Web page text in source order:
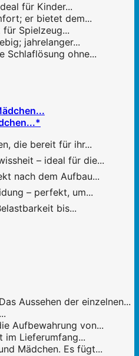
für Kinder...
er bietet dem...
Spielzeug...
jahrelanger...
Schlaflösung ohne...
die bereit für ihr...
– ideal für die...
nach dem Aufbau...
– perfekt, um...
bis...
Aussehen der einzelnen...
Aufbewahrung von...
Lieferumfang...
Mädchen. Es fügt...